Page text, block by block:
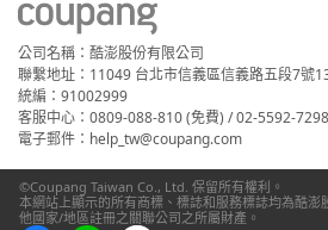
公司名稱：酷澎股份有限公司
聯繫地址：11049 台北市信義區信義路五段7號
統編：91002999
客服中心：0809-088-810 (免費) / 02-5592-7298
電子郵件：help_tw@coupang.com
©Coupang Taiwan Co., Ltd. 保留所有權利。
本網站上顯示的所有商標、標誌和服務標誌均為酷
他國家/地區註冊之關聯公司之所屬財產。